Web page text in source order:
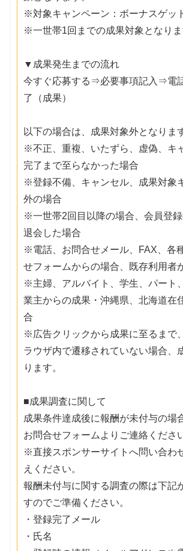
※対象キャンペーン：ボーナスゲッ
※一世帯1回までの成果対象となりま
▼成果発生までの流れ
今すぐ応募する⇒必要事項記入⇒電
了（成果）
以下の場合は、成果対象外となりま
※不正、重複、いたずら、虚偽、キ
完了まで至らなかった場合
※登録不備、キャンセル、成果対象
外の場合
※一世帯2回目以降の場合、会員登
退会した場合
※電話、お問合せメール、FAX、各
せフォームからの場合、既存利用者
※主婦、アルバイト、学生、パート
業主からの成果・沖縄県、北海道在
合
※広告クリックから成果に至るまで
ラウザ内で遷移されていない場合、
ります。
■成果調査に関して
成果条件達成後に報酬が未付与の場
お問合せフォームよりご連絡くださ
※直接スポンサーサイトへ問い合わ
えください。
報酬未付与に関する調査の際は下記
すのでご準備ください。
・登録完了メール
・氏名